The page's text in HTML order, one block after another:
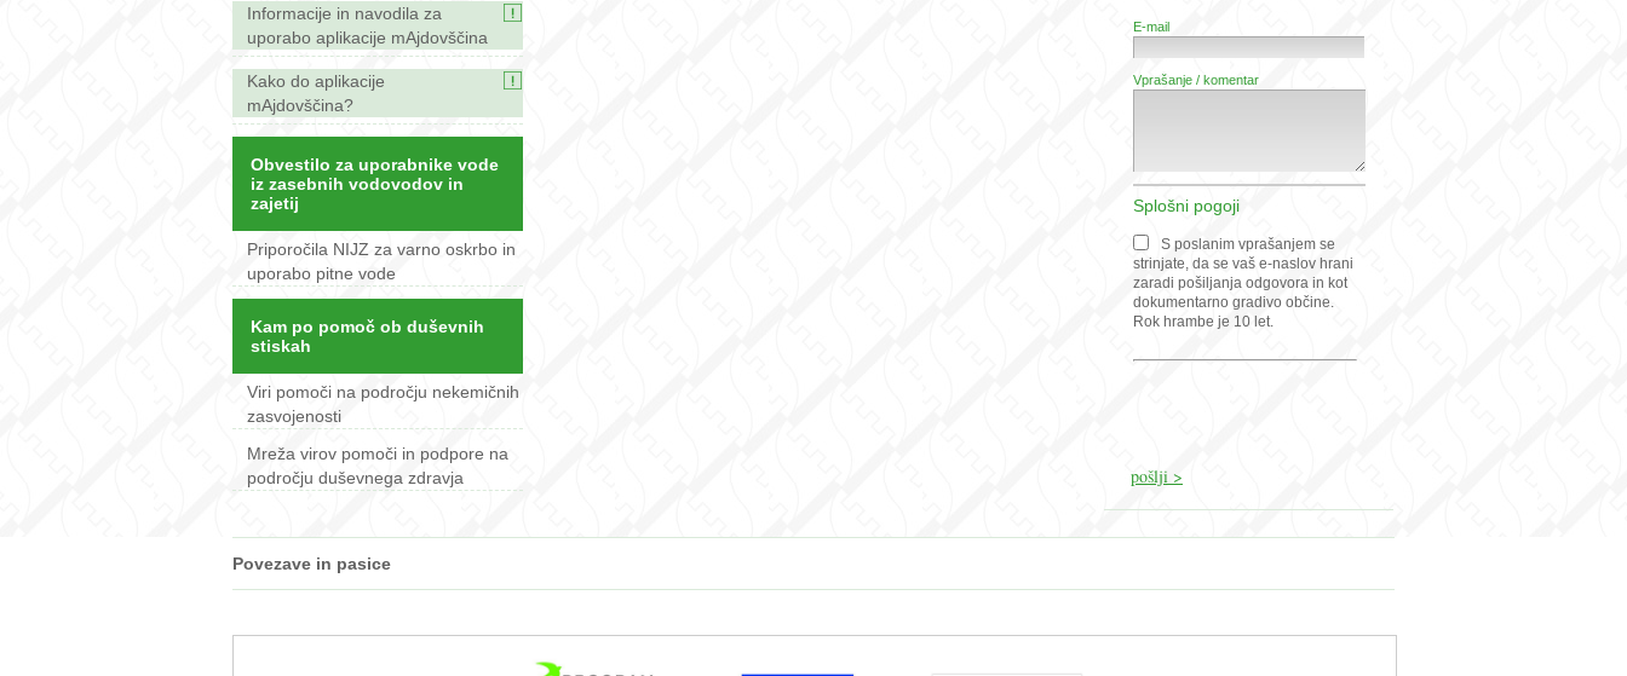
Informacije in navodila za
uporabo aplikacije mAjdovščina
Kako do aplikacije
mAjdovščina?
Obvestilo za uporabnike vode
iz zasebnih vodovodov in
zajetij
Priporočila NIJZ za varno oskrbo in
uporabo pitne vode
Kam po pomoč ob duševnih
stiskah
Viri pomoči na področju nekemičnih
zasvojenosti
Mreža virov pomoči in podpore na
področju duševnega zdravja
E-mail
Vprašanje / komentar
Splošni pogoji
S poslanim vprašanjem se
strinjate, da se vaš e-naslov hrani
zaradi pošiljanja odgovora in kot
dokumentarno gradivo občine.
Rok hrambe je 10 let.
Povezave in pasice